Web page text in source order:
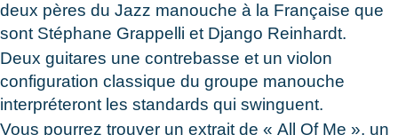
deux pères du Jazz manouche à la Française que
sont Stéphane Grappelli et Django Reinhardt.
Deux guitares une contrebasse et un violon
configuration classique du groupe manouche
interpréteront les standards qui swinguent.
Vous pourrez trouver un extrait de « All Of Me », un